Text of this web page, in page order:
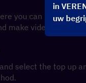
in
uw
you can make
make video calls
select the top up